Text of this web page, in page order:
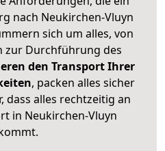
nach Neukirchen-Vluyn
sich um alles, von
zur Durchführung des
den Transport Ihrer
, packen alles sicher
dass alles rechtzeitig an
in Neukirchen-Vluyn